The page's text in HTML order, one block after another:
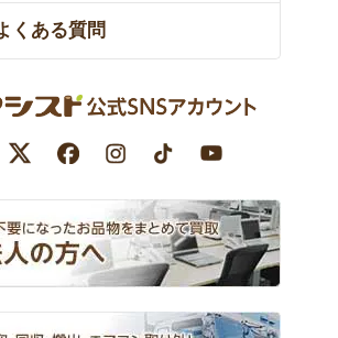
くある質問